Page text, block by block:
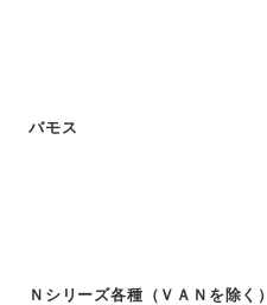
バモス
Ｎシリーズ各種（ＶＡＮを除く）